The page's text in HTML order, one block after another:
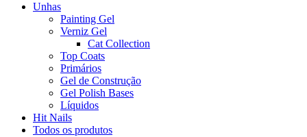
Unhas
Painting Gel
Verniz Gel
Cat Collection
Top Coats
Primários
Gel de Construção
Gel Polish Bases
Líquidos
Hit Nails
Todos os produtos